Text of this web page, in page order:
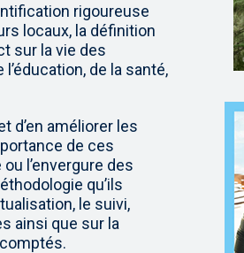
rigoureuse
locaux, la définition
sur la vie des
de la santé,
d’en améliorer les
de ces
l’envergure des
qu’ils
le suivi,
ainsi que sur la